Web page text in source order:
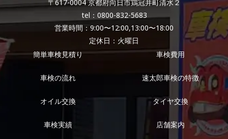
〒617-0004 京都府向日市鶏冠井町清水２
tel：0800-832-5683
営業時間：9:00〜12:00,13:00〜18:00
定休日：火曜日
簡単車検見積り
車検費用
車検の流れ 速太郎車検の特徴
オイル交換 タイヤ交換
車検実績 店舗案内